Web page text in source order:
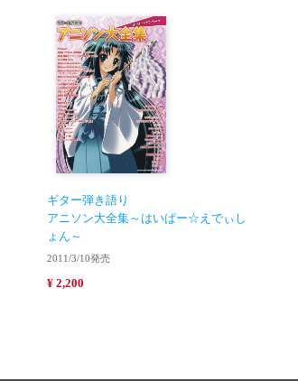
ギター弾き語り
アニソン大全集～はいぱー☆えでぃし
ょん～
2011/3/10発売
¥ 2,200